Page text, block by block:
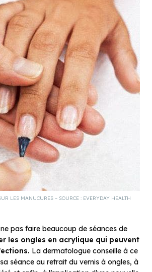
LES MANUCURES – SOURCE : EVERYDAY HEALTH
pas faire beaucoup de séances de
les ongles en acrylique qui peuvent
La dermatologue conseille à ce
séance au retrait du vernis à ongles, à